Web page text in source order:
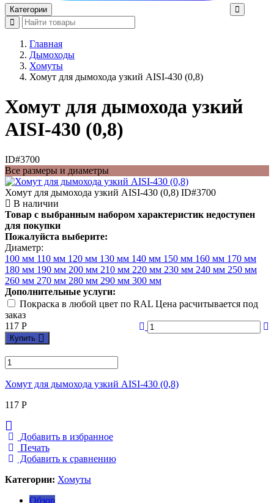
Категории
Главная
Дымоходы
Хомуты
Хомут для дымохода узкий AISI-430 (0,8)
Хомут для дымохода узкий
AISI-430 (0,8)
ID#3700
Все размеры и диаметры
Хомут для дымохода узкий AISI-430 (0,8) ID#3700
В наличии
Товар с выбранным набором характеристик недоступен
для покупки
Пожалуйста выберите:
Диаметр:
100 мм 110 мм 120 мм 130 мм 140 мм 150 мм 160 мм 170 мм
180 мм 190 мм 200 мм 210 мм 220 мм 230 мм 240 мм 250 мм
260 мм 270 мм 280 мм 290 мм 300 мм
Дополнительные услуги:
Покраска в любой цвет по RAL Цена расчитывается под
заказ
117 Р
Купить
Хомут для дымохода узкий AISI-430 (0,8)
117 Р
Добавить в избранное
Печать
Добавить к сравнению
Категории: Хомуты
Обзор